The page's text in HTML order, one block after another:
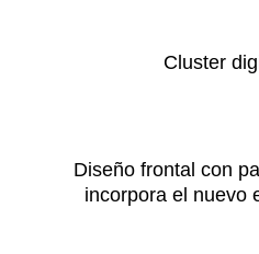
Cluster
Diseño frontal con
incorpora el nuevo